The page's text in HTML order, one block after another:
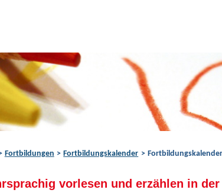
Fortbildungen Fortbildungskalender
vorlesen und erzählen in